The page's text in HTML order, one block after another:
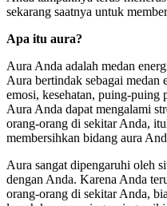
sekarang saatnya untuk
Apa itu aura?
Aura Anda adalah medan
Aura bertindak sebagai medan
emosi, kesehatan, puing-puing
Aura Anda dapat mengalami
orang-orang di sekitar Anda,
membersihkan bidang aura
Aura sangat dipengaruhi oleh
dengan Anda. Karena Anda
orang-orang di sekitar Anda,